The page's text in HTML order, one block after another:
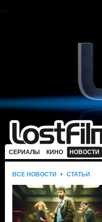
СЕРИАЛЫ КИНО НОВОСТИ
ВСЕ НОВОСТИ СТАТЬИ